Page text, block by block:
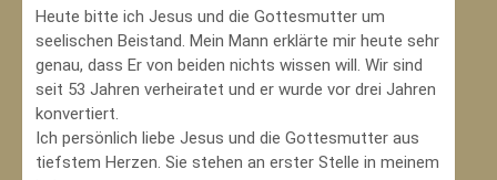
Heute bitte ich Jesus und die Gottesmutter um
seelischen Beistand. Mein Mann erklärte mir heute sehr
genau, dass Er von beiden nichts wissen will. Wir sind
seit 53 Jahren verheiratet und er wurde vor drei Jahren
konvertiert.
Ich persönlich liebe Jesus und die Gottesmutter aus
tiefstem Herzen. Sie stehen an erster Stelle in meinem